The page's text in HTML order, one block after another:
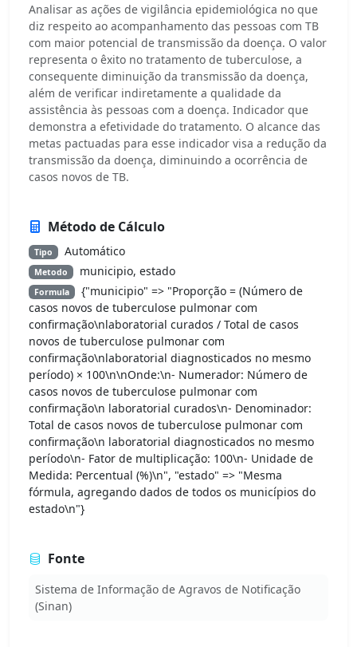
Analisar as ações de vigilância epidemiológica no que
diz respeito ao acompanhamento das pessoas com TB
com maior potencial de transmissão da doença. O valor
representa o êxito no tratamento de tuberculose, a
consequente diminuição da transmissão da doença,
além de verificar indiretamente a qualidade da
assistência às pessoas com a doença. Indicador que
demonstra a efetividade do tratamento. O alcance das
metas pactuadas para esse indicador visa a redução da
transmissão da doença, diminuindo a ocorrência de
casos novos de TB.
Método de Cálculo
Tipo Automático
Metodo municipio, estado
Formula
{"municipio" => "Proporção = (Número de
casos novos de tuberculose pulmonar com
confirmação\nlaboratorial curados / Total de casos
novos de tuberculose pulmonar com
confirmação\nlaboratorial diagnosticados no mesmo
período) × 100\n\nOnde:\n- Numerador: Número de
casos novos de tuberculose pulmonar com
confirmação\n laboratorial curados\n- Denominador:
Total de casos novos de tuberculose pulmonar com
confirmação\n laboratorial diagnosticados no mesmo
período\n- Fator de multiplicação: 100\n- Unidade de
Medida: Percentual (%)\n", "estado" => "Mesma
fórmula, agregando dados de todos os municípios do
estado\n"}
Fonte
Sistema de Informação de Agravos de Notificação
(Sinan)